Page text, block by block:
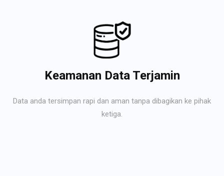
Keamanan Data Terjamin
Data anda tersimpan rapi dan aman tanpa dibagikan ke pihak
ketiga.